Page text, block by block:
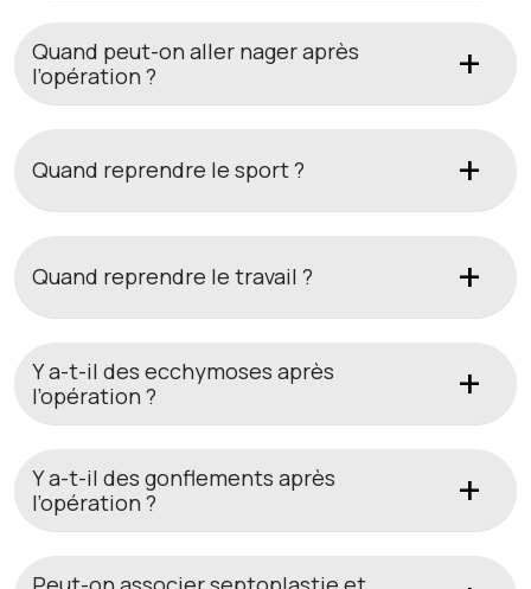
Quand peut-on aller nager après
l’opération ?
Quand reprendre le sport ?
Quand reprendre le travail ?
Y a-t-il des ecchymoses après
l’opération ?
Y a-t-il des gonflements après
l’opération ?